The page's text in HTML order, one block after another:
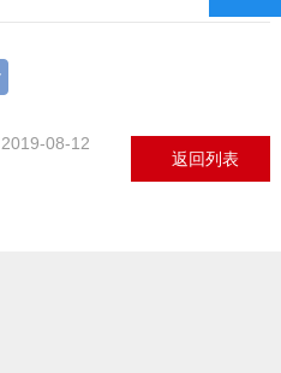
2019-08-12
返回列表